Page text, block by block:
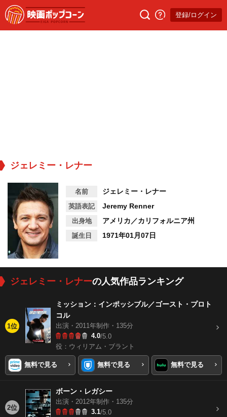
登録/ログイン
ジェレミー・レナー
名前 ジェレミー・レナー
英語表記 Jeremy Renner
出身地 アメリカ／カリフォルニア州
誕生日 1971年01月07日
ジェレミー・レナーの人気作品ランキング
1位
ミッション：インポッシブル／ゴースト・プロト
コル
出演・2011年制作・135分
4.0/5.0
役：ウィリアム・ブラント
無料で見る 無料で見る 無料で見る
2位
ボーン・レガシー
出演・2012年制作・135分
3.1/5.0